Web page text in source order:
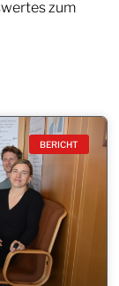
zum
BERICHT